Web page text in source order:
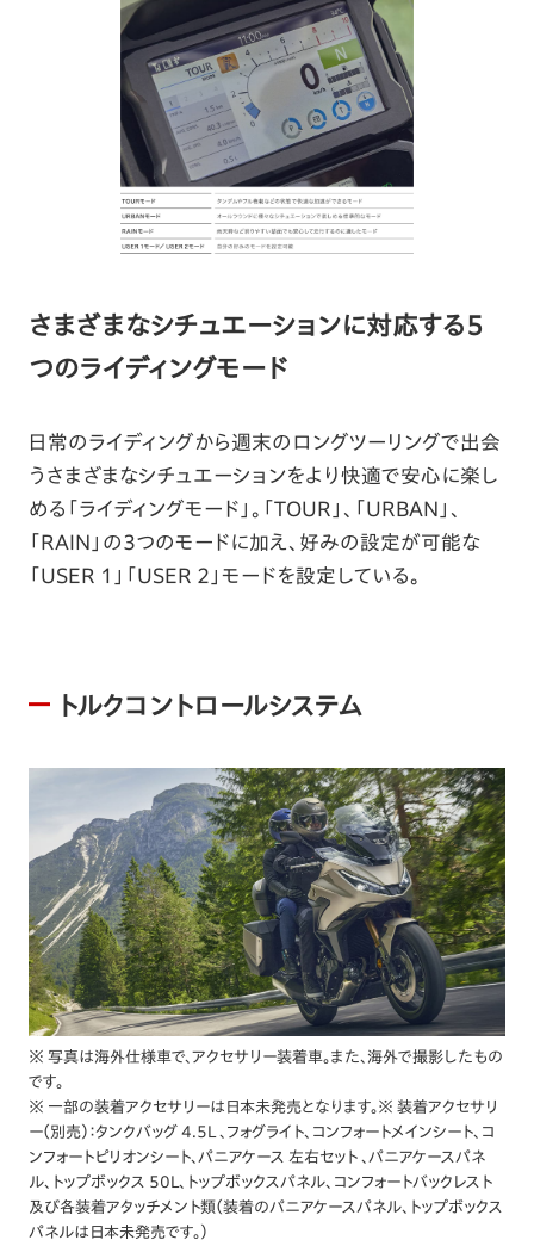
さまざまなシチュエーションに対応する5
つのライディングモード
日常のライディングから週末のロングツーリングで出会
うさまざまなシチュエーションをより快適で安心に楽し
める「ライディングモード」。「TOUR」、「URBAN」、
「RAIN」の3つのモードに加え、好みの設定が可能な
「USER 1」「USER 2」モードを設定している。
トルクコントロールシステム
※ 写真は海外仕様車で、アクセサリー装着車。また、海外で撮影したもの
です。
※ 一部の装着アクセサリーは日本未発売となります。※ 装着アクセサリ
ー（別売）：タンクバッグ 4.5L 、フォグライト、コンフォートメインシート、コ
ンフォートピリオンシート、パニアケース 左右セット 、パニアケースパネ
ル、トップボックス 50L、トップボックスパネル、コンフォートバックレスト
及び各装着アタッチメント類（装着のパニアケースパネル、トップボックス
パネルは日本未発売です。）